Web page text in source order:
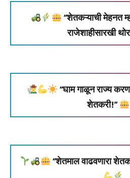
“शेतकऱ्याची मेहनत
राजेशाहीसारखी
“घाम गाळून राज्य
शेतकरी!”
“शेतमाल वाढवणारा